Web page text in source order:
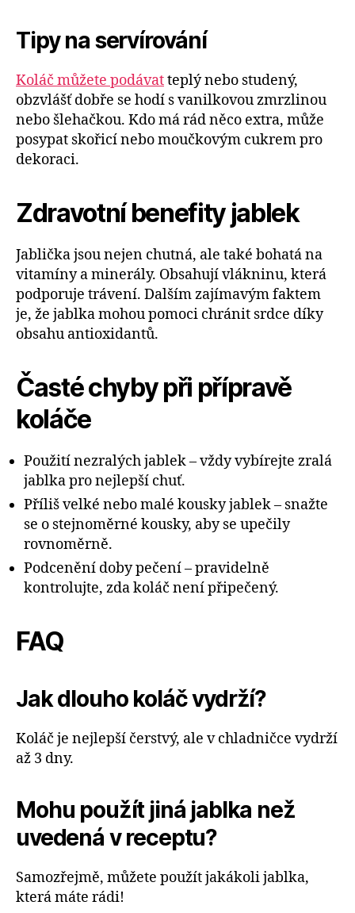
Tipy na servírování
Koláč můžete podávatteplý nebo studený,
obzvlášť dobře se hodí s vanilkovou zmrzlinou
nebo šlehačkou. Kdo má rád něco extra, může
posypat skořicí nebo moučkovým cukrem pro
dekoraci.
Zdravotní benefity jablek
Jablička jsou nejen chutná, ale také bohatá na
vitamíny a minerály. Obsahují vlákninu, která
podporuje trávení. Dalším zajímavým faktem
je, že jablka mohou pomoci chránit srdce díky
obsahu antioxidantů.
Časté chyby při přípravě
koláče
Použití nezralých jablek – vždy vybírejte zralá
jablka pro nejlepší chuť.
Příliš velké nebo malé kousky jablek – snažte
se o stejnoměrné kousky, aby se upečily
rovnoměrně.
Podcenění doby pečení – pravidelně
kontrolujte, zda koláč není připečený.
FAQ
Jak dlouho koláč vydrží?
Koláč je nejlepší čerstvý, ale v chladničce vydrží
až 3 dny.
Mohu použít jiná jablka než
uvedená v receptu?
Samozřejmě, můžete použít jakákoli jablka,
která máte rádi!